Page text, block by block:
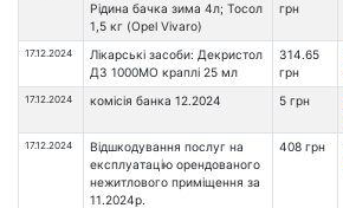
Рідина бачка зима 4л; Тосол
1,5 кг (Opel Vivaro)
грн
17.12.2024
Лікарські засоби: Декристол
Д3 1000МО краплі 25 мл
314.65
грн
17.12.2024 комісія банка 12.2024 5 грн
17.12.2024
Відшкодування послуг на
експлуатацію орендованого
нежитлового приміщення за
11.2024р.
408 грн